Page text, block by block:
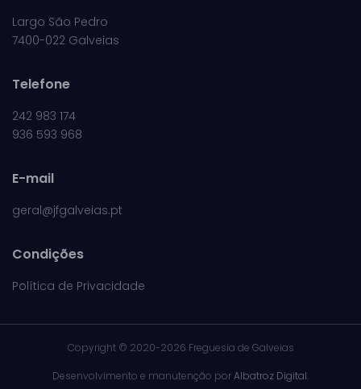
Largo São Pedro
7400-022 Galveias
Telefone
242 983 174
936 593 968
E-mail
geral@jfgalveias.pt
Condições
Política de Privacidade
Copyright © 2020-2026 Freguesia de Galveias
Desenvolvimento e manutenção porAlbatroz Digital.